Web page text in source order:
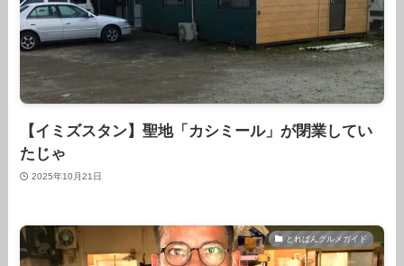
【イミズスタン】聖地「カシミール」が閉業してい
たじゃ
2025年10月21日
とれぱんグルメガイド